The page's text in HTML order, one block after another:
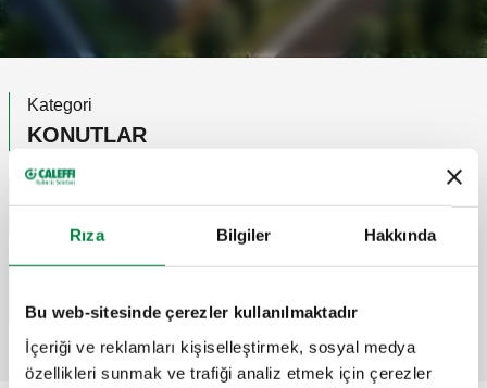
Rıza Bilgiler Hakkında
Bu web-sitesinde çerezler kullanılmaktadır
İçeriği ve reklamları kişiselleştirmek, sosyal medya
özellikleri sunmak ve trafiği analiz etmek için çerezler
Kategori
KONUTLAR
Ülke
ISITMA VE ISI ÖLÇÜMÜ